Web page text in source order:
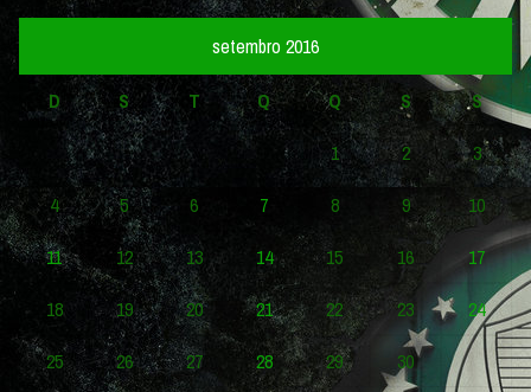
setembro 2016
D S T Q Q S
S
1
2
3
4
5 6 7 8 9
10
11
12 13 14 15 16
17
18
19 20 21 22 23
24
25
26 27 28 29
30